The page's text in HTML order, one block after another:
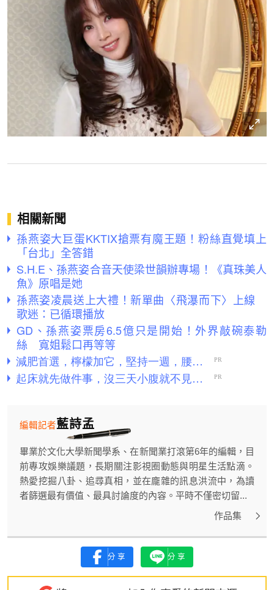
相關新聞
孫燕姿大巨蛋KKTIX搶票有魔王題！粉絲直覺填上
「台北」全答錯
S.H.E、孫燕姿合音天使梁世韻辦專場！《真珠美人
魚》原唱是她
孫燕姿凌晨送上大禮！新單曲〈飛瀑而下〉上線
歌迷：已循環播放
GD、孫燕姿票房6.5億只是開始！外界敲碗泰勒
絲 寬姐鬆口再等等
藍詩孟
編輯記者
畢業於文化大學新聞學系、在新聞業打滾第6年的編輯，目
前專攻娛樂議題，長期關注影視圈動態與明星生活點滴。
熱愛挖掘八卦、追尋真相，並在龐雜的訊息洪流中，為讀
者篩選最有價值、最具討論度的內容。平時不僅密切留...
作品集
分享 分享